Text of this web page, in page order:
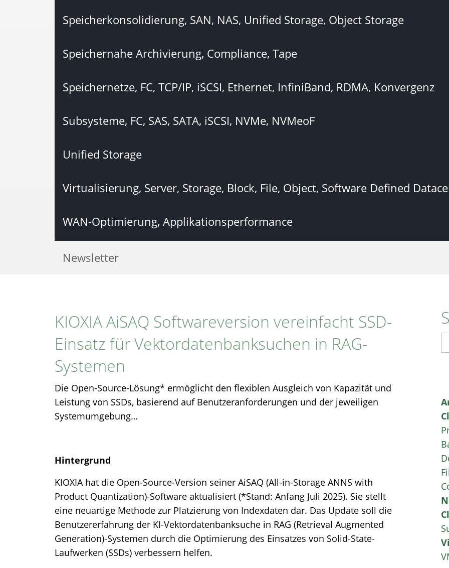
Speicherkonsolidierung, SAN, NAS, Unified Storage, Object Storage
Speichernahe Archivierung, Compliance, Tape
Speichernetze, FC, TCP/IP, iSCSI, Ethernet, InfiniBand, RDMA, Konvergenz
Subsysteme, FC, SAS, SATA, iSCSI, NVMe, NVMeoF
Unified Storage
Virtualisierung, Server, Storage, Block, File, Object, Software Defined
WAN-Optimierung, Applikationsperformance
Newsletter
KIOXIA AiSAQ Softwareversion vereinfacht SSD-
Einsatz für Vektordatenbanksuchen in RAG-
Systemen​
Die Open-Source-Lösung* ermöglicht den flexiblen Ausgleich von Kapazität und
Leistung von SSDs, basierend auf Benutzeranforderungen und der jeweiligen
Systemumgebung…​
Hintergrund
KIOXIA hat die Open-Source-Version seiner AiSAQ (All-in-Storage ANNS with
Product Quantization)-Software aktualisiert (*Stand: Anfang Juli 2025). Sie stellt
eine neuartige Methode zur Platzierung von Indexdaten dar. Das Update soll die
Benutzererfahrung der KI-Vektordatenbanksuche in RAG (Retrieval Augmented
Generation)-Systemen durch die Optimierung des Einsatzes von Solid-State-
Laufwerken (SSDs) verbessern helfen.